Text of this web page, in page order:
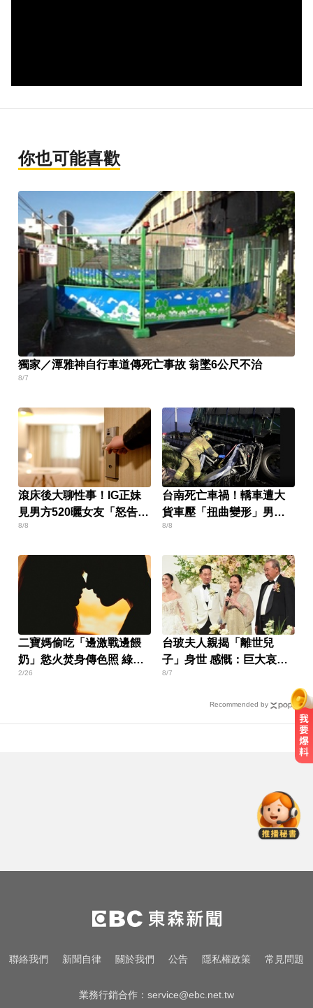
你也可能喜歡
獨家／潭雅神自行車道傳死亡事故 翁墜6公尺不治
8/7
滾床後大聊性事！IG正妹
見男方520曬女友「怒告性
侵」
8/8
台南死亡車禍！轎車遭大
貨車壓「扭曲變形」男駕
駛受困亡
8/8
二寶媽偷吃「邊激戰邊餵
奶」慾火焚身傳色照 綠帽
尪崩潰
2/26
台玻夫人親揭「離世兒
子」身世 感慨：巨大哀傷
足不出戶
8/7
Recommended by
最大建築」 亮點一次看
民進黨資深前輩辭世！前彰化市代
蔡裕昌罹癌 享壽71歲
五角大廈再公開UFO檔案 飛官阿富
聯絡我們 新聞自律 關於我們 公告 隱私權政策 常見問題
業務行銷合作： service@ebc.net.tw